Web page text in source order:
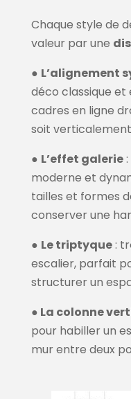
Chaque style de
valeur par une
● L’alignement
déco classique et
cadres en ligne
soit
● L’effet galerie:
moderne et
tailles et formes
conserver une
● Le triptyque:
escalier, parfait
structurer un
● La colonne
pour habiller un
mur entre deux